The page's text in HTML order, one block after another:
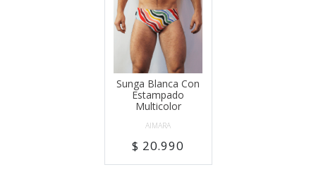
Sunga Blanca Con
Estampado
Multicolor
AIMARA
$ 20.990